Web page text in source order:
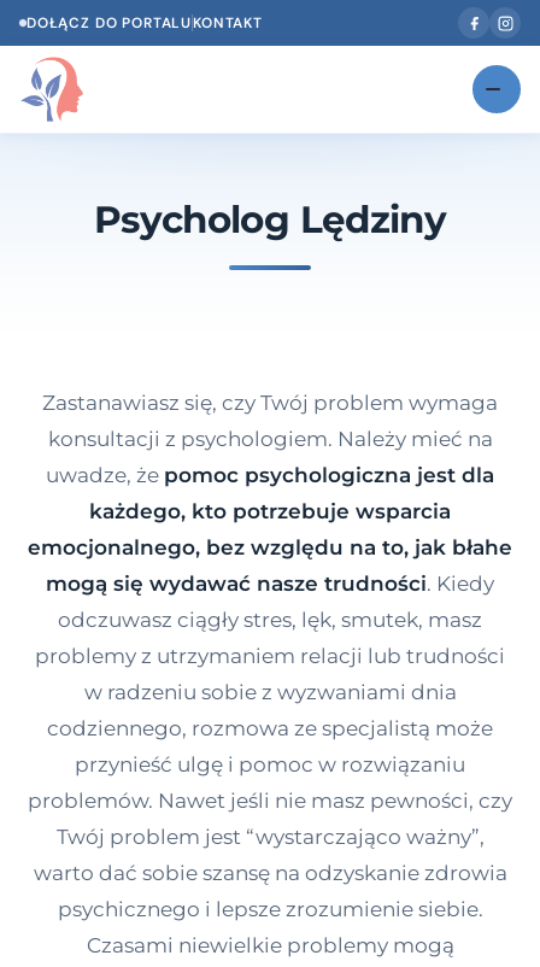
DOŁĄCZ DO PORTALUKONTAKT
NOWOŚĆ
Dawka wiedzy
Kontakt
Dołącz do portalu
Psycholog Lędziny
Zastanawiasz się, czy Twój problem wymaga
konsultacji z psychologiem. Należy mieć na
uwadze, że pomoc psychologiczna jest dla
każdego, kto potrzebuje wsparcia
emocjonalnego, bez względu na to, jak błahe
mogą się wydawać nasze trudności. Kiedy
odczuwasz ciągły stres, lęk, smutek, masz
problemy z utrzymaniem relacji lub trudności
w radzeniu sobie z wyzwaniami dnia
codziennego, rozmowa ze specjalistą może
przynieść ulgę i pomoc w rozwiązaniu
problemów. Nawet jeśli nie masz pewności, czy
Twój problem jest “wystarczająco ważny”,
warto dać sobie szansę na odzyskanie zdrowia
psychicznego i lepsze zrozumienie siebie.
Czasami niewielkie problemy mogą